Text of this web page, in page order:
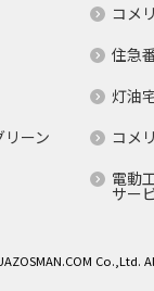
コメ
住急
灯油
ーン
コメ
電動
サー
Co.,Ltd.